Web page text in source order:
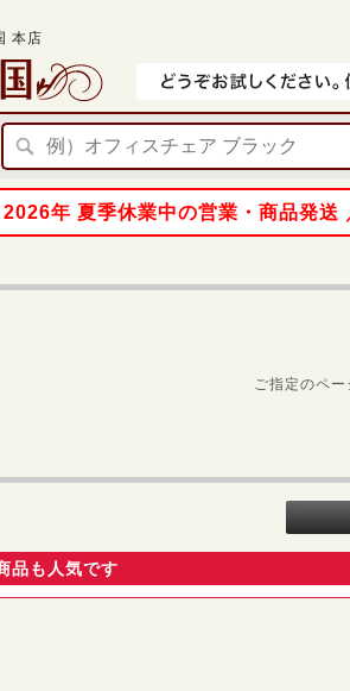
本店
年 夏季休業中の営業・商品発送
ご指定のペー
品も人気です